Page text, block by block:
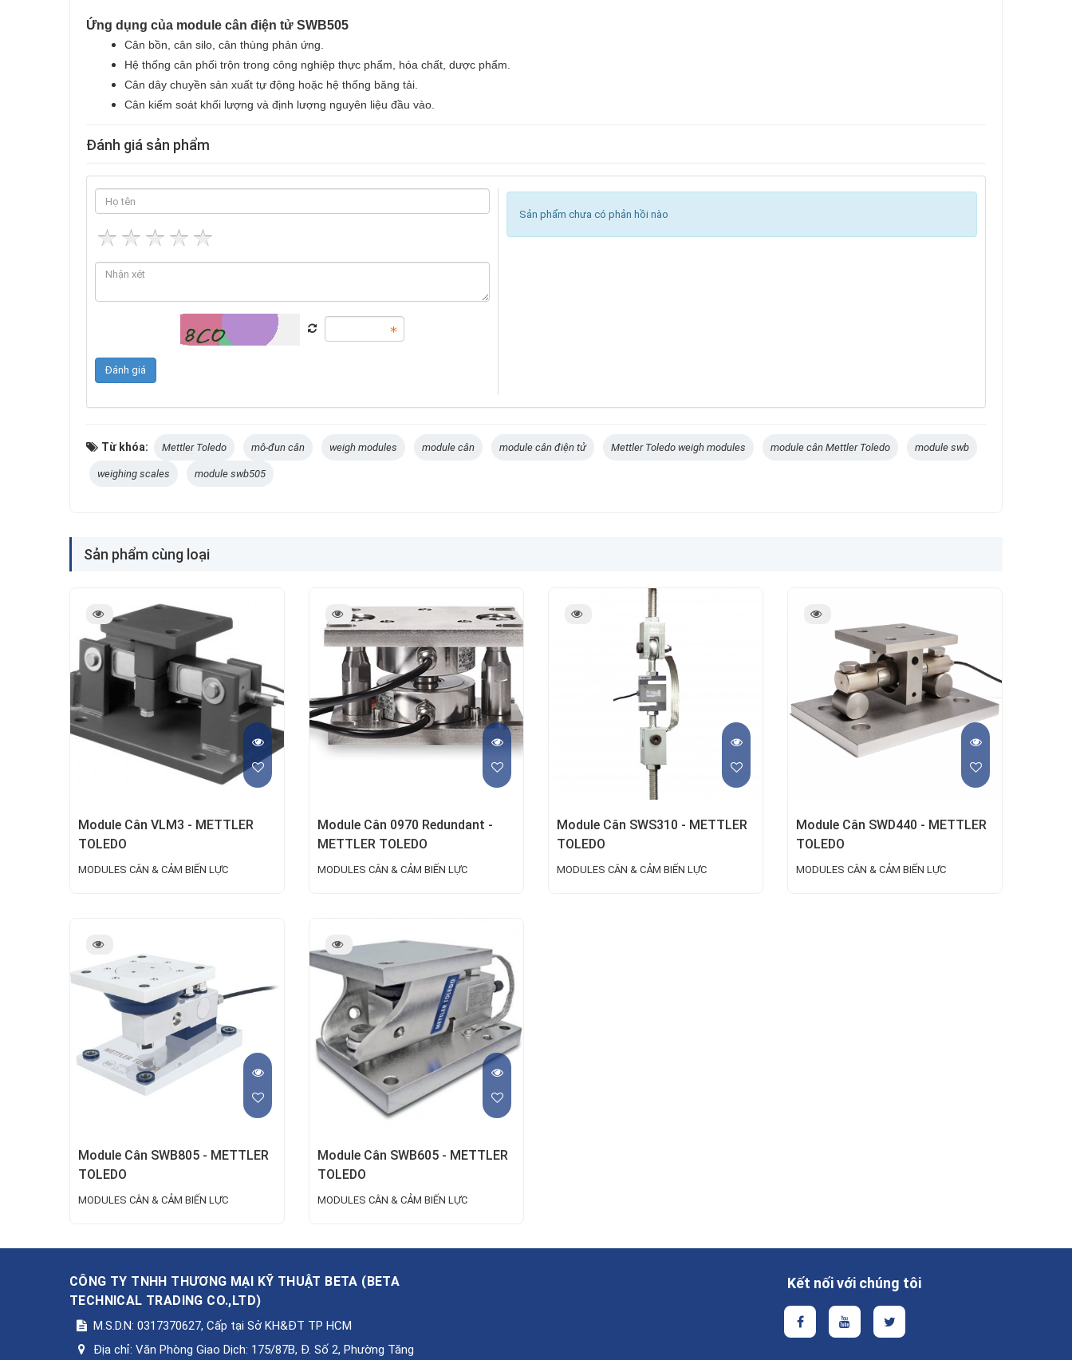
Ứng dụng của module cân điện tử SWB505
Cân bồn, cân silo, cân thùng phản ứng.
Hệ thống cân phối trộn trong công nghiệp thực phẩm, hóa chất, dược phẩm.
Cân dây chuyền sản xuất tự động hoặc hệ thống băng tải.
Cân kiểm soát khối lượng và định lượng nguyên liệu đầu vào.
Đánh giá sản phẩm
Sản phẩm chưa có phản hồi nào
Từ khóa: Mettler Toledo mô-đun cân weigh modules module cân module cân điện tử Mettler Toledo weigh modules module cân Mettler Toledo module swb
weighing scales module swb505
Sản phẩm cùng loại
Module Cân VLM3 - METTLER
TOLEDO
MODULES CÂN & CẢM BIẾN LỰC
Module Cân 0970 Redundant -
METTLER TOLEDO
MODULES CÂN & CẢM BIẾN LỰC
Module Cân SWS310 - METTLER
TOLEDO
MODULES CÂN & CẢM BIẾN LỰC
Module Cân SWD440 - METTLER
TOLEDO
MODULES CÂN & CẢM BIẾN LỰC
Module Cân SWB805 - METTLER
TOLEDO
MODULES CÂN & CẢM BIẾN LỰC
Module Cân SWB605 - METTLER
TOLEDO
MODULES CÂN & CẢM BIẾN LỰC
CÔNG TY TNHH THƯƠNG MẠI KỸ THUẬT BETA (BETA
TECHNICAL TRADING CO.,LTD)
M.S.D.N: 0317370627, Cấp tại Sở KH&ĐT TP HCM
Địa chỉ: Văn Phòng Giao Dịch: 175/87B, Đ. Số 2, Phường Tăng
Kết nối với chúng tôi